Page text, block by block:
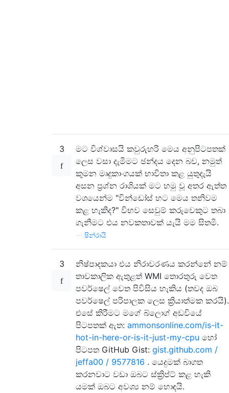
3
මට විශ්වාසයි කවුරුහරි මෙය අනුපිටපතක්
ලෙස වසා දැමීමට ඡන්දය දෙන බව, නමුත්
කුමන මෘදුකාංගයක් භාවිතා කළ යුතුදැයි
අසන ප්‍රශ්න රාශියක් මට හමු වූ අතර ඇත්ත
වශයෙන්ම "වින්ඩෝස් හට මෙය තනිවම
කළ හැකිද?" විභව සෙවුම් කරුවෙකුට තබා
ගැනීමට එය නවකතාවක් යැයි මම සිතමි.
ෂින්රායි
3
නිෂ්පාදකයා එය නිරාවරණය කරන්නේ නම්
තාවකාලික ඇතුළත් WMI තොරතුරු වෙත
පවර්ෂෙල් වෙත පිවිසිය හැකිය (තවද ඔබ
පවර්ෂෙල් පරිපාලක ලෙස ක්‍රියාත්මක කරයි).
එසේ කිරීමට මගේ බ්ලොග් අඩවියේ
පිටපතක් ඇත: ammonsonline.com/is-it-
hot-in-here-or-is-it-just-my-cpu හෝ
පිටපත GitHub Gist: gist.github.com /
jeffa00 / 9577816 . යෙදුමක් බාගත
කරනවාට වඩා ඔබට ස්ක්‍රිප්ට් කළ හැකි
යමක් ඔබට අවශ්‍ය නම් හොඳයි.